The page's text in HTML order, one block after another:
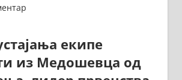
екипе
из Медошевца од